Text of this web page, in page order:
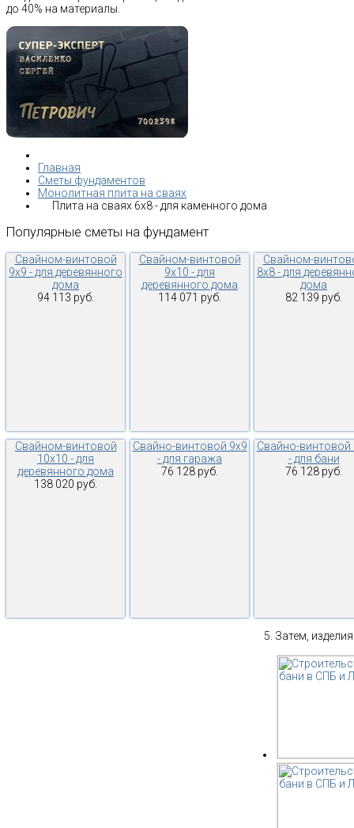
до 40% на материалы.
Главная
Сметы фундаментов
Монолитная плита на сваях
Плита на сваях 6х8 - для каменного дома
Популярные сметы на фундамент
Свайном-винтовой
9х9 - для деревянного
дома
94 113 руб.
Свайном-винтовой
9х10 - для
деревянного дома
114 071 руб.
Свайном-
8х8 - для
дома
82 139 руб.
Свайном-винтовой
10х10 - для
деревянного дома
138 020 руб.
Свайно-винтовой 9х9
- для гаража
76 128 руб.
Свайно-винтовой
- для бани
76 128 руб.
Затем,